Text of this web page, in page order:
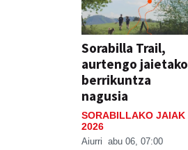
Sorabilla Trail,
aurtengo jaietako
berrikuntza
nagusia
SORABILLAKO JAIAK
2026
Aiurri abu 06, 07:00